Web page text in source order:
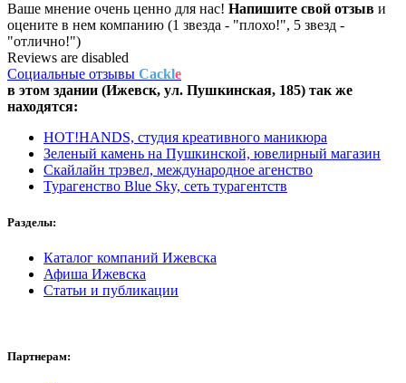
Ваше мнение очень ценно для нас! Напишите свой отзыв и
оцените в нем компанию (1 звезда - "плохо!", 5 звезд -
"отлично!")
Reviews are disabled
Социальные отзывы Cackle
в этом здании (Ижевск, ул. Пушкинская, 185) так же
находятся:
HOT!HANDS, студия креативного маникюра
Зеленый камень на Пушкинской, ювелирный магазин
Скайлайн трэвел, международное агенство
Турагенство Blue Sky, сеть турагентств
Разделы:
Каталог компаний Ижевска
Афиша Ижевска
Статьи и публикации
Партнерам: